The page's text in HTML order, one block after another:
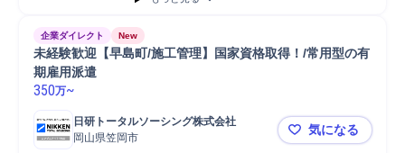
企業ダイレクト New
未経験歓迎【早島町/施工管理】国家資格取得！/常用型の有
期雇用派遣
350万~
日研トータルソーシング株式会社
岡山県笠岡市
未経験歓迎
気になる